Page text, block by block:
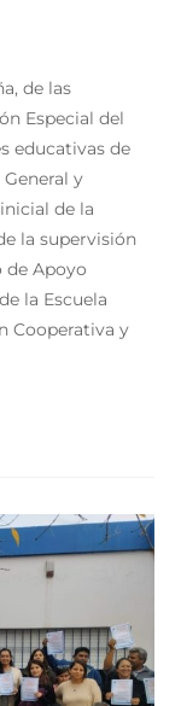
de las
Especial del
educativas de
y
de la
la supervisión
de Apoyo
la Escuela
Cooperativa y